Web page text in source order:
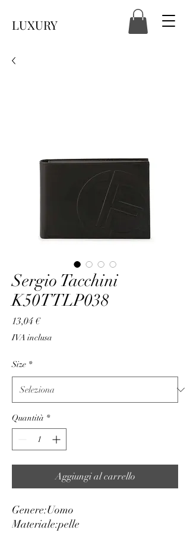
LUXURY
Sergio Tacchini
K50TTLP038
13,04 €Prezzo
IVA inclusa
Size *
Quantità *
Aggiungi al carrello
Genere:Uomo
Materiale:pelle